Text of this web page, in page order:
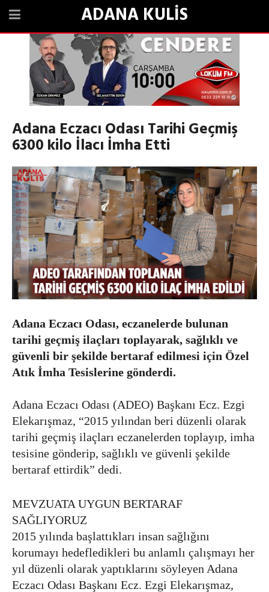
ADANA KULİS
Adana Eczacı Odası Tarihi Geçmiş
6300 kilo İlacı İmha Etti
Adana Eczacı Odası, eczanelerde bulunan
tarihi geçmiş ilaçları toplayarak, sağlıklı ve
güvenli bir şekilde bertaraf edilmesi için Özel
Atık İmha Tesislerine gönderdi.
Adana Eczacı Odası (ADEO) Başkanı Ecz. Ezgi
Elekarışmaz, “2015 yılından beri düzenli olarak
tarihi geçmiş ilaçları eczanelerden toplayıp, imha
tesisine gönderip, sağlıklı ve güvenli şekilde
bertaraf ettirdik” dedi.
MEVZUATA UYGUN BERTARAF
SAĞLIYORUZ
2015 yılında başlattıkları insan sağlığını
korumayı hedefledikleri bu anlamlı çalışmayı her
yıl düzenli olarak yaptıklarını söyleyen Adana
Eczacı Odası Başkanı Ecz. Ezgi Elekarışmaz,